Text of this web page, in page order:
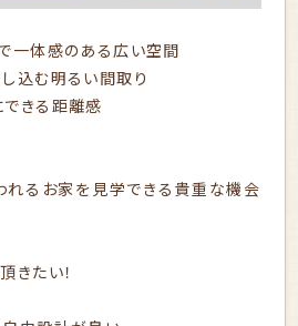
一体感のある広い空間
込む明るい間取り
きる距離感
るお家を見学できる貴重な機会
きたい！